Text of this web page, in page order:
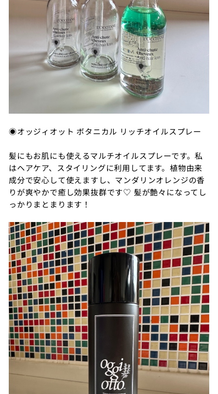
◉オッジィオット ボタニカル リッチオイルスプレー
髪にもお肌にも使えるマルチオイルスプレーです。私
はヘアケア、スタイリングに利用してます。植物由来
成分で安心して使えますし、マンダリンオレンジの香
りが爽やかで癒し効果抜群です♡ 髪が艶々になってし
っかりまとまります！